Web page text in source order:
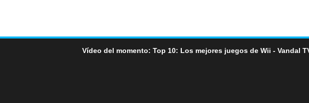
Vídeo del momento: Top 10: Los mejores juegos de Wii - Vandal